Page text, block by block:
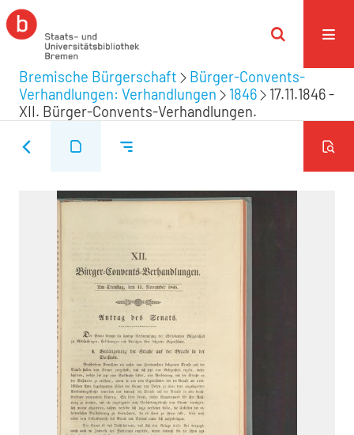
Bremische Bürgerschaft
Bürger-Convents-
Verhandlungen: Verhandlungen
1846
17.11.1846 -
XII. Bürger-Convents-Verhandlungen.